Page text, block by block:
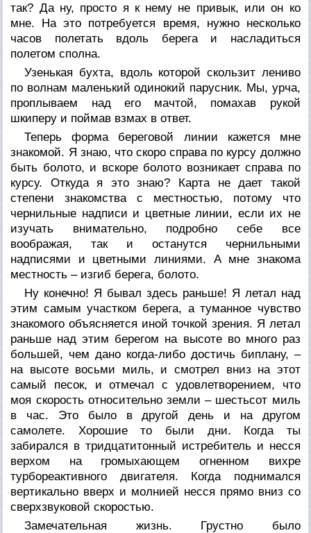
так? Да ну, просто я к нему не привык, или он ко
мне. На это потребуется время, нужно несколько
часов полетать вдоль берега и насладиться
полетом сполна.
Узенькая бухта, вдоль которой скользит лениво
по волнам маленький одинокий парусник. Мы, урча,
проплываем над его мачтой, помахав рукой
шкиперу и поймав взмах в ответ.
Теперь форма береговой линии кажется мне
знакомой. Я знаю, что скоро справа по курсу должно
быть болото, и вскоре болото возникает справа по
курсу. Откуда я это знаю? Карта не дает такой
степени знакомства с местностью, потому что
чернильные надписи и цветные линии, если их не
изучать внимательно, подробно себе все
воображая, так и останутся чернильными
надписями и цветными линиями. А мне знакома
местность – изгиб берега, болото.
Ну конечно! Я бывал здесь раньше! Я летал над
этим самым участком берега, а туманное чувство
знакомого объясняется иной точкой зрения. Я летал
раньше над этим берегом на высоте во много раз
большей, чем дано когда-либо достичь биплану, –
на высоте восьми миль, и смотрел вниз на этот
самый песок, и отмечал с удовлетворением, что
моя скорость относительно земли – шестьсот миль
в час. Это было в другой день и на другом
самолете. Хорошие то были дни. Когда ты
забирался в тридцатитонный истребитель и несся
верхом на громыхающем огненном вихре
турбореактивного двигателя. Когда поднимался
вертикально вверх и молнией несся прямо вниз со
сверхзвуковой скоростью.
Замечательная жизнь. Грустно было